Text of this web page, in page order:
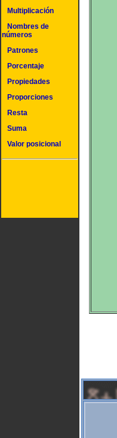
Multiplicación
Nombres de
números
Patrones
Porcentaje
Propiedades
Proporciones
Resta
Suma
Valor posicional